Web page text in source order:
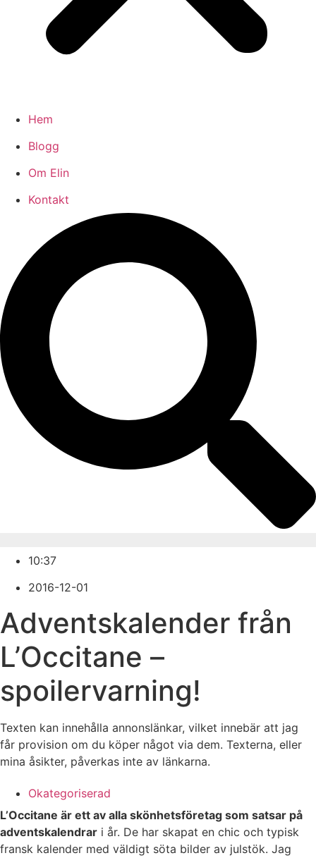
Hem
Blogg
Om Elin
Kontakt
10:37
2016-12-01
Adventskalender från
L’Occitane –
spoilervarning!
Texten kan innehålla annonslänkar, vilket innebär att jag
får provision om du köper något via dem. Texterna, eller
mina åsikter, påverkas inte av länkarna.
Okategoriserad
L’Occitane är ett av alla skönhetsföretag som satsar på
adventskalendrar i år. De har skapat en chic och typisk
fransk kalender med väldigt söta bilder av julstök. Jag